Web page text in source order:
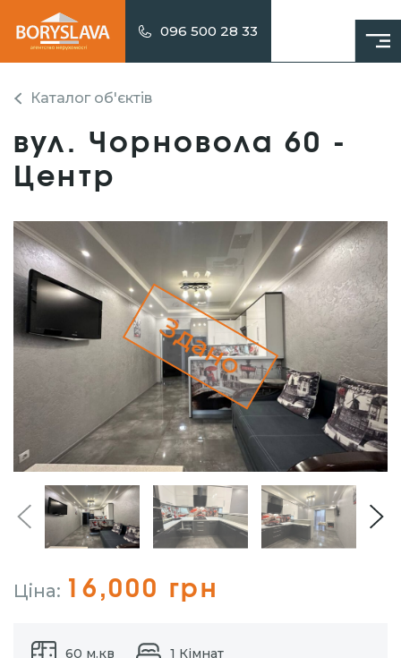
096 500 28 33
Каталог об'єктів
вул. Чорновола 60 -
Центр
Здано
Ціна: 16,000 грн
60 м.кв 1 Кімнат